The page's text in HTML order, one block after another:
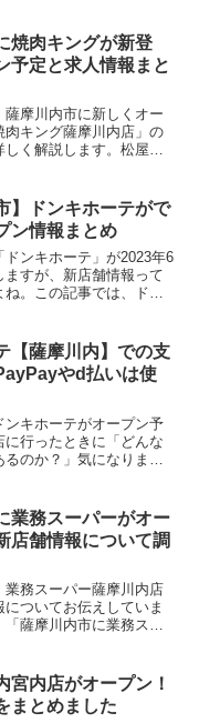
焼肉キングが新登
予定と求人情報まと
薩摩川内市に新しくオー
肉キング薩摩川内店」の
しく解説します。松屋の
求人情報までまとめてご
で...
】ドンキホーテがで
ン情報まとめ
ドンキホーテ」が2023年6
ますが、新店舗情報って
ね。この記事では、ドン
【薩摩川内】での支
やd払いは使
ンキホーテがオープン予
に行ったときに「どんな
のか？」気になります
物するならどんな支払い
についてまとめました。
業務スーパーがオー
店舗情報について調
業務スーパー薩摩川内店
ついてお伝えしていま
「薩摩川内市に業務スー
に心の中では、「本当な
いました。...
宮内店がオープン！
まとめました